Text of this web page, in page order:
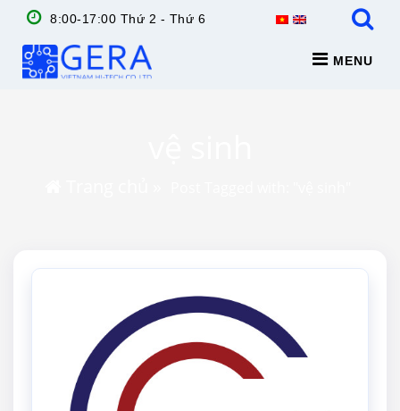
8:00-17:00 Thứ 2 - Thứ 6
MENU